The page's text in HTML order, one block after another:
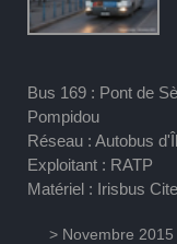
Bus 169 : Pont de
Pompidou
Réseau : Autobus
Exploitant : RATP
Matériel : Irisbus
> Novembre 2015